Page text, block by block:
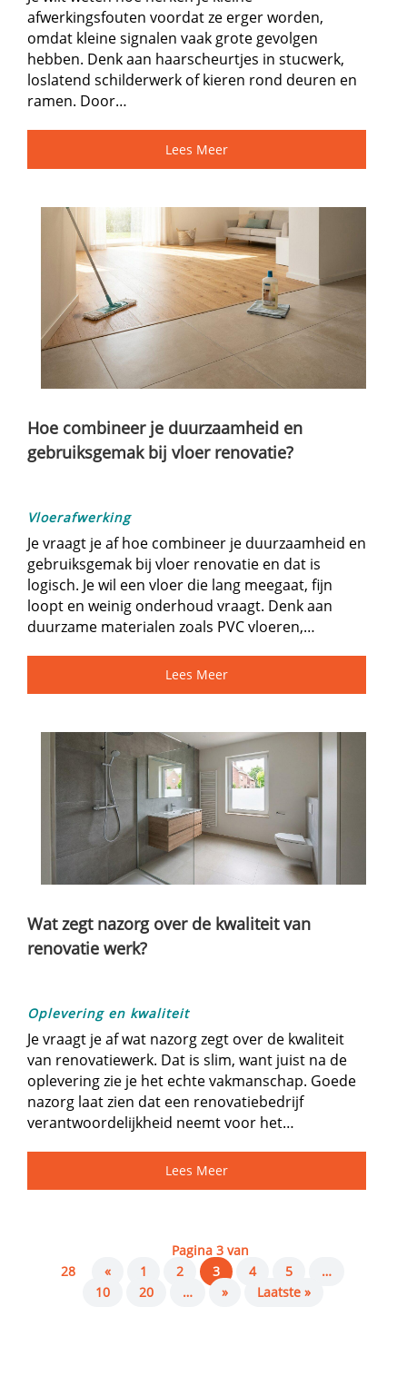
afwerkingsfouten voordat ze erger worden,
omdat kleine signalen vaak grote gevolgen
hebben.​ Denk aan haarscheurtjes in stucwerk,
loslatend schilderwerk of kieren rond deuren en
ramen.​ Door…
Lees Meer
Hoe combineer je duurzaamheid en
gebruiksgemak bij vloer renovatie?
Vloerafwerking
Je vraagt je af hoe combineer je duurzaamheid en
gebruiksgemak bij vloer renovatie en dat is
logisch.​ Je wil een vloer die lang meegaat, fijn
loopt en weinig onderhoud vraagt.​ Denk aan
duurzame materialen zoals PVC vloeren,…
Lees Meer
Wat zegt nazorg over de kwaliteit van
renovatie werk?
Oplevering en kwaliteit
Je vraagt je af wat nazorg zegt over de kwaliteit
van renovatiewerk.​ Dat is slim, want juist na de
oplevering zie je het echte vakmanschap.​ Goede
nazorg laat zien dat een renovatiebedrijf
verantwoordelijkheid neemt voor het…
Lees Meer
Pagina 3 van
28
« 1 2 3 4 5
…
10
20 … » Laatste »